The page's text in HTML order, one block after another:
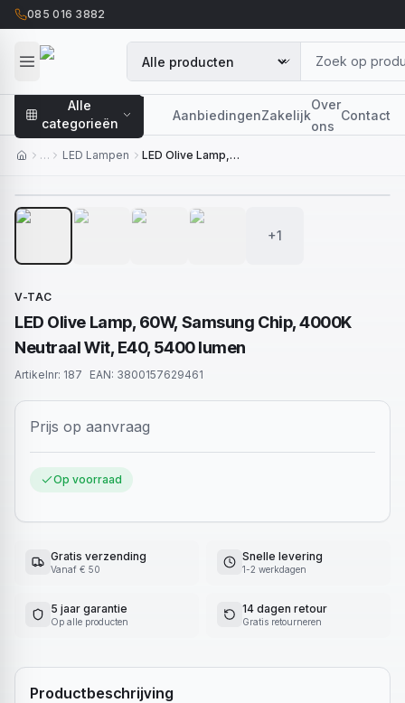
085 016 3882
Alle
categorieën
AanbiedingenZakelijk
Over
ons
Contact
… LED Lampen
LED Olive Lamp, 60W, Samsung Chip, 4000K Neutraal Wit, E40, 5400 lumen
+1
V-TAC
LED Olive Lamp, 60W, Samsung Chip, 4000K
Neutraal Wit, E40, 5400 lumen
Artikelnr: 187 EAN: 3800157629461
Prijs op aanvraag
Op voorraad
Gratis verzending
Vanaf € 50
Snelle levering
1-2 werkdagen
5 jaar garantie
Op alle producten
14 dagen retour
Gratis retourneren
Productbeschrijving